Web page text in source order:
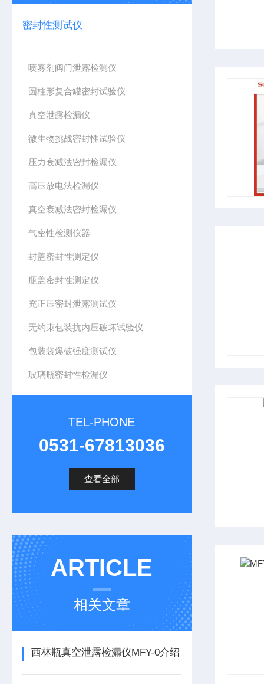
密封性测试仪
喷雾剂阀门泄露检测仪
圆柱形复合罐密封试验仪
真空泄露检漏仪
微生物挑战密封性试验仪
压力衰减法密封检漏仪
高压放电法检漏仪
真空衰减法密封检漏仪
气密性检测仪器
封盖密封性测定仪
瓶盖密封性测定仪
充正压密封泄露测试仪
无约束包装抗内压破坏试验仪
包装袋爆破强度测试仪
玻璃瓶密封性检漏仪
TEL-PHONE
0531-67813036
查看全部
ARTICLE
相关文章
西林瓶真空泄露检漏仪MFY-0介绍